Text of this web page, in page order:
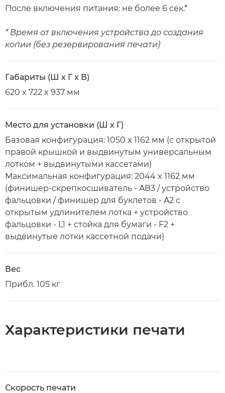
После включения питания: не более 6 сек.*
* Время от включения устройства до создания
копии (без резервирования печати)
Габариты (Ш x Г x В)
620 x 722 x 937 мм
Место для установки (Ш x Г)
Базовая конфигурация: 1050 x 1162 мм (с открытой
правой крышкой и выдвинутым универсальным
лотком + выдвинутыми кассетами)
Максимальная конфигурация: 2044 x 1162 мм
(финишер-скрепкосшиватель - AB3 / устройство
фальцовки / финишер для буклетов - A2 с
открытым удлинителем лотка + устройство
фальцовки - L1 + стойка для бумаги - F2 +
выдвинутые лотки кассетной подачи)
Вес
Прибл. 105 кг
Характеристики печати
Скорость печати